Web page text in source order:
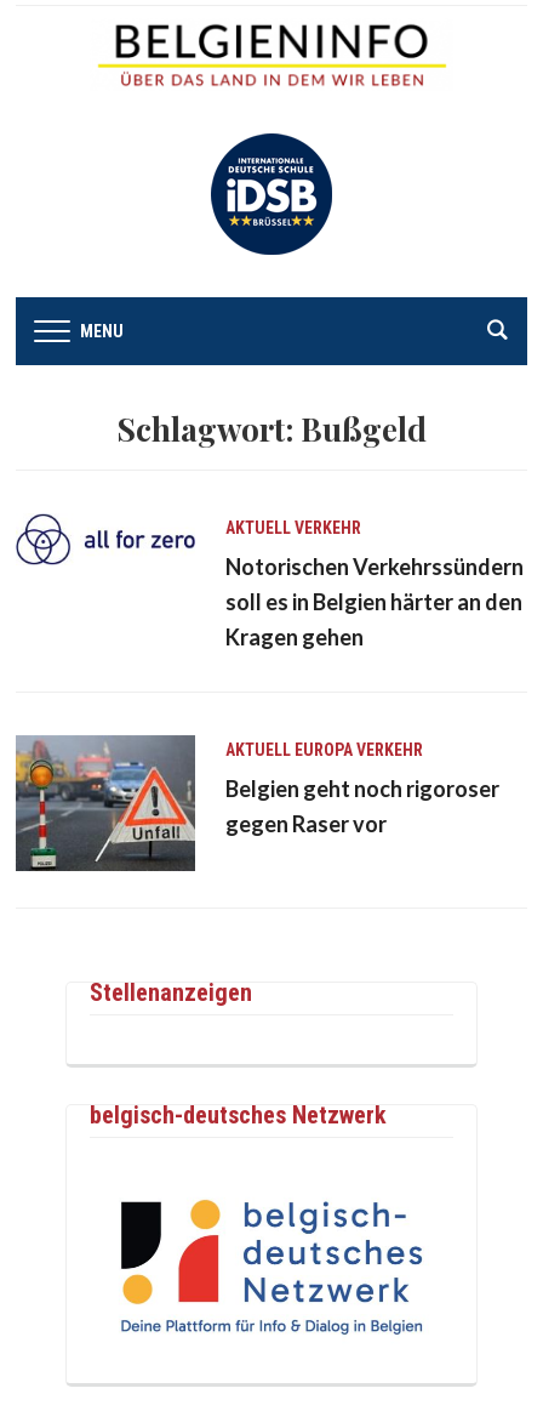
MENU
Schlagwort: Bußgeld
AKTUELLVERKEHR
Notorischen Verkehrssündern
soll es in Belgien härter an den
Kragen gehen
AKTUELL EUROPAVERKEHR
Belgien geht noch rigoroser
gegen Raser vor
Stellenanzeigen
belgisch-deutsches Netzwerk